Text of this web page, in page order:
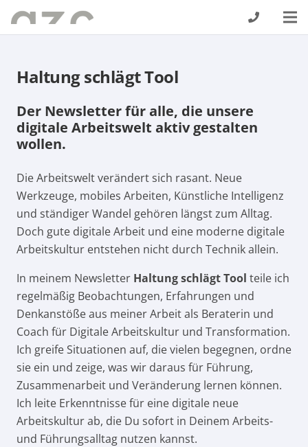
Haltung schlägt Tool
Der Newsletter für alle, die unsere
digitale Arbeitswelt aktiv gestalten
wollen.
Die Arbeitswelt verändert sich rasant. Neue
Werkzeuge, mobiles Arbeiten, Künstliche Intelligenz
und ständiger Wandel gehören längst zum Alltag.
Doch gute digitale Arbeit und eine moderne digitale
Arbeitskultur entstehen nicht durch Technik allein.
In meinem Newsletter Haltung schlägt Tool teile ich
regelmäßig Beobachtungen, Erfahrungen und
Denkanstöße aus meiner Arbeit als Beraterin und
Coach für Digitale Arbeitskultur und Transformation.
Ich greife Situationen auf, die vielen begegnen, ordne
sie ein und zeige, was wir daraus für Führung,
Zusammenarbeit und Veränderung lernen können.
Ich leite Erkenntnisse für eine digitale neue
Arbeitskultur ab, die Du sofort in Deinem Arbeits-
und Führungsalltag nutzen kannst.